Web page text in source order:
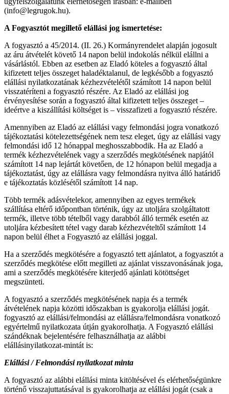
(info@legrugok.hu).
A Fogyasztót megillető elállási jog ismertetése:
A fogyasztó a 45/2014. (II. 26.) Kormányrendelet alapján jogosult
az áru átvételét követő 14 napon belül indokolás nélkül elállni a
vásárlástól. Ebben az esetben az Eladó köteles a fogyasztó által
kifizetett teljes összeget haladéktalanul, de legkésőbb a fogyasztó
elállási nyilatkozatának kézhezvételétől számított 14 napon belül
visszatéríteni a fogyasztó részére. Az Eladó az elállási jog
érvényesítése során a fogyasztó által kifizetett teljes összeget –
ideértve a kiszállítási költséget is – visszafizeti a fogyasztó részére.
Amennyiben az Eladó az elállási vagy felmondási jogra vonatkozó
tájékoztatási kötelezettségének nem tesz eleget, úgy az elállási vagy
felmondási idő 12 hónappal meghosszabbodik. Ha az Eladó a
termék kézhezvételének vagy a szerződés megkötésének napjától
számított 14 nap lejártát követően, de 12 hónapon belül megadja a
tájékoztatást, úgy az elállásra vagy felmondásra nyitva álló határidő
e tájékoztatás közlésétől számított 14 nap.
Több termék adásvételekor, amennyiben az egyes termékek
szállítása eltérő időpontban történik, úgy az utoljára szolgáltatott
termék, illetve több tételből vagy darabból álló termék esetén az
utoljára kézbesített tétel vagy darab kézhezvételtől számított 14
napon belül élhet a Fogyasztó az elállási joggal.
Ha a szerződés megkötésére a fogyasztó tett ajánlatot, a fogyasztót a
szerződés megkötése előtt megilleti az ajánlat visszavonásának joga,
ami a szerződés megkötésére kiterjedő ajánlati kötöttséget
megszünteti.
A fogyasztó a szerződés megkötésének napja és a termék
átvételének napja közötti időszakban is gyakorolja elállási jogát.
fogyasztó az elállási/felmondási az elállásra/felmondásra vonatkozó
egyértelmű nyilatkozata útján gyakorolhatja. A Fogyasztó elállási
szándéknak bejelentésére felhasználhatja az alábbi
elállásinyilatkozat-mintát is:
Elállási / Felmondási nyilatkozat minta
A fogyasztó az alábbi elállási minta kitöltésével és elérhetőségünkre
történő visszajuttatásával is gyakorolhatja az elállási jogát (csak a